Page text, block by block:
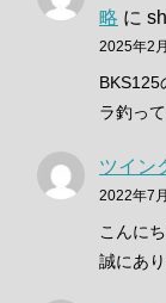
略 に
2025年2
BKS125
ラ釣っ
ツイン
2022年7
こんに
誠にあ